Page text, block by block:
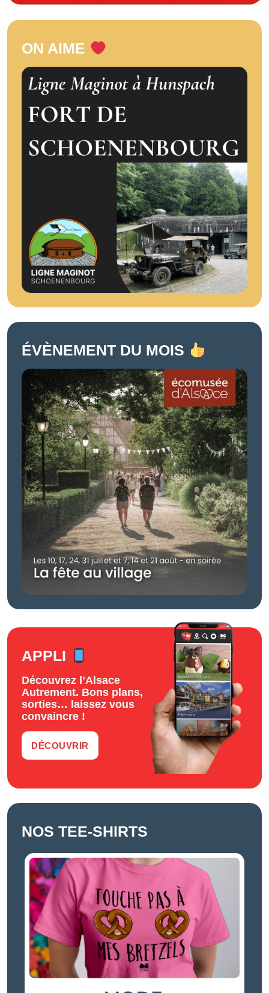
ON AIME
ÉVÈNEMENT DU MOIS
APPLI
Découvrez l’Alsace
Autrement. Bons plans,
sorties… laissez vous
convaincre !
DÉCOUVRIR
NOS TEE-SHIRTS